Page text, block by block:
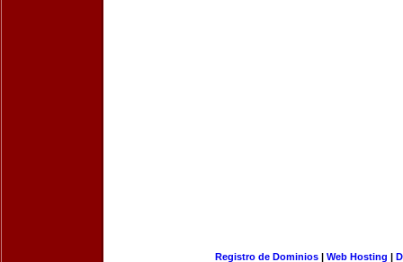
Registro de Dominios| Web Hosting |